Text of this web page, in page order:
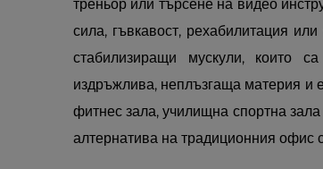
треньор или търсене на видео
сила, гъвкавост, рехабилитация
стабилизиращи мускули, които
издръжлива, неплъзгаща материя и
фитнес зала, училищна спортна
алтернатива на традиционния офис